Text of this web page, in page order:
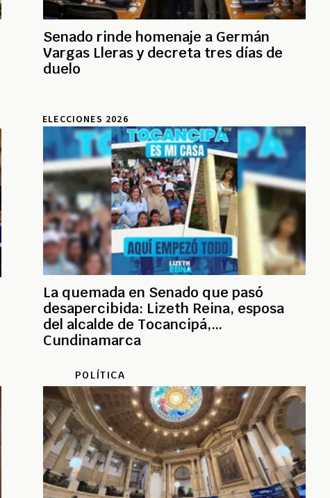
Senado rinde homenaje a Germán
Vargas Lleras y decreta tres días de
duelo
ELECCIONES 2026
La quemada en Senado que pasó
desapercibida: Lizeth Reina, esposa
del alcalde de Tocancipá,
Cundinamarca
POLÍTICA